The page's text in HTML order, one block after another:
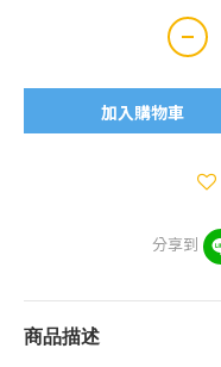
加入購物車
分享到
商品描述